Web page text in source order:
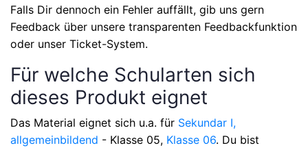
Falls Dir dennoch ein Fehler auffällt, gib uns gern
Feedback über unsere transparenten Feedbackfunktion
oder unser Ticket-System.
Für welche Schularten sich
dieses Produkt eignet
Das Material eignet sich u.a. für Sekundar I,
allgemeinbildend - Klasse 05, Klasse 06. Du bist